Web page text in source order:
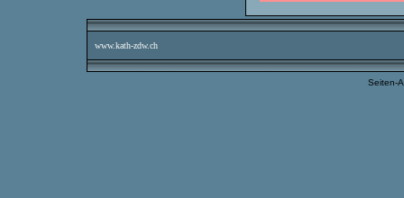
www.kath-zdw.ch
Seiten-